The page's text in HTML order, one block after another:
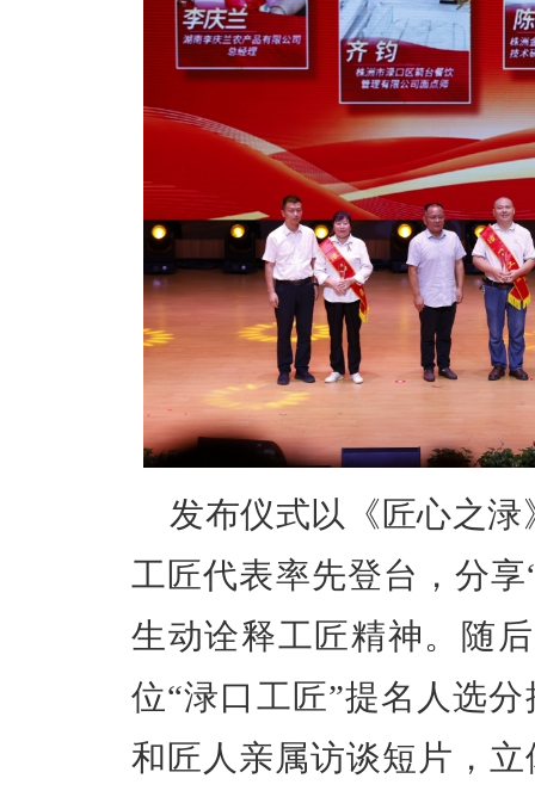
发布仪式以《匠心之
工匠代表率先登台，分
生动诠释工匠精神。随
位“渌口工匠”提名人选
和匠人亲属访谈短片，